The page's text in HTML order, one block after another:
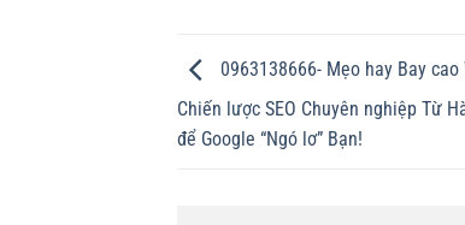
0963138666- Mẹo hay Bay
Chiến lược SEO Chuyên nghiệp Từ
để Google “Ngó lơ” Bạn!